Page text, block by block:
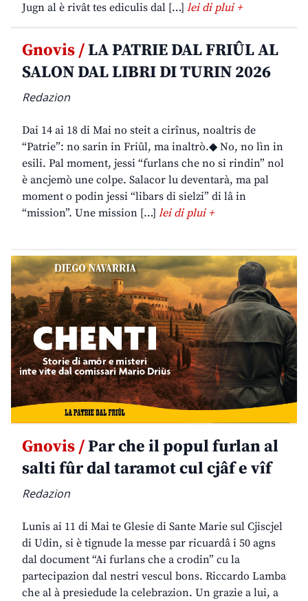
Jugn al è rivât tes ediculis dal […] lei di plui +
Gnovis /LA PATRIE DAL FRIÛL AL
SALON DAL LIBRI DI TURIN 2026
Redazion
Dai 14 ai 18 di Mai no steit a cirînus, noaltris de
“Patrie”: no sarin in Friûl, ma inaltrò.◆ No, no lìn in
esili. Pal moment, jessi “furlans che no si rindin” nol
è ancjemò une colpe. Salacor lu deventarà, ma pal
moment o podin jessi “libars di sielzi” di lâ in
“mission”. Une mission […] lei di plui +
Gnovis /Par che il popul furlan al
salti fûr dal taramot cul cjâf e vîf
Redazion
Lunis ai 11 di Mai te Glesie di Sante Marie sul Cjiscjel
di Udin, si è tignude la messe par ricuardâ i 50 agns
dal document “Ai furlans che a crodin” cu la
partecipazion dal nestri vescul bons. Riccardo Lamba
che al à presiedude la celebrazion. Un grazie a lui, a